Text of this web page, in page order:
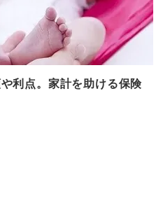
利点。家計を助ける保険